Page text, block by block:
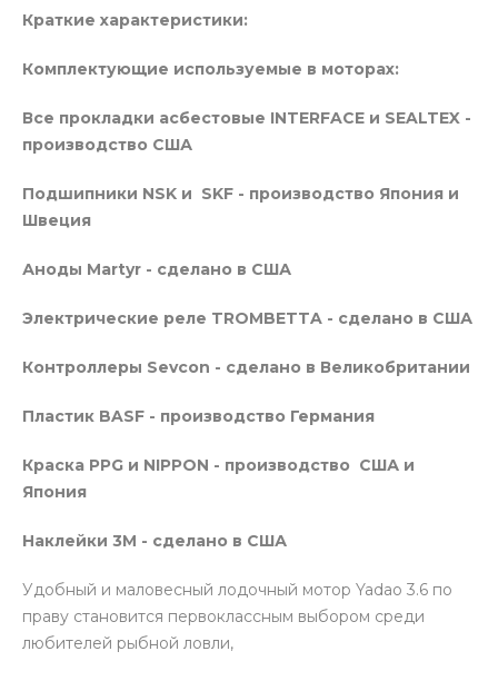
Краткие характеристики:
Комплектующие используемые в моторах:
Все прокладки асбестовые INTERFACE и SEALTEX -
производство США
Подшипники NSK и SKF - производство Япония и
Швеция
Аноды Martyr - сделано в США
Электрические реле TROMBETTA - сделано в США
Контроллеры Sevcon - сделано в Великобритании
Пластик BASF - производство Германия
Краска PPG и NIPPON - производство США и
Япония
Наклейки 3M - сделано в США
Удобный и маловесный лодочный мотор Yadao 3.6 по
праву становится первоклассным выбором среди
любителей рыбной ловли,